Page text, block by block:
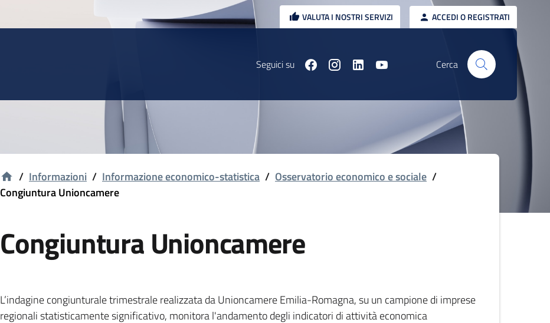
VALUTA I NOSTRI SERVIZI ACCEDI O REGISTRATI
Seguici su Cerca
/ Informazioni / Informazione economico-statistica / Osservatorio economico e sociale /
Congiuntura Unioncamere
Congiuntura Unioncamere
L’indagine congiunturale trimestrale realizzata da Unioncamere Emilia-Romagna, su un campione di imprese
regionali statisticamente significativo, monitora l'andamento degli indicatori di attività economica